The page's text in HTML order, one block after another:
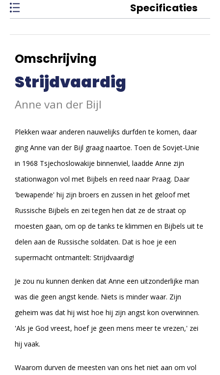
Specificaties
Omschrijving
Strijdvaardig
Anne van der Bijl
Plekken waar anderen nauwelijks durfden te komen, daar
ging Anne van der Bijl graag naartoe. Toen de Sovjet-Unie
in 1968 Tsjechoslowakije binnenviel, laadde Anne zijn
stationwagon vol met Bijbels en reed naar Praag. Daar
'bewapende' hij zijn broers en zussen in het geloof met
Russische Bijbels en zei tegen hen dat ze de straat op
moesten gaan, om op de tanks te klimmen en Bijbels uit te
delen aan de Russische soldaten. Dat is hoe je een
supermacht ontmantelt: Strijdvaardig!
Je zou nu kunnen denken dat Anne een uitzonderlijke man
was die geen angst kende. Niets is minder waar. Zijn
geheim was dat hij wist hoe hij zijn angst kon overwinnen.
'Als je God vreest, hoef je geen mens meer te vrezen,' zei
hij vaak.
Waarom durven de meesten van ons het niet aan om vol